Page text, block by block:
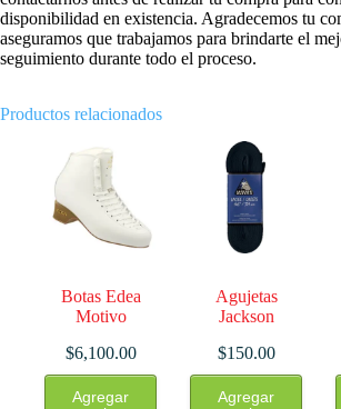
disponibilidad en existencia. Agradecemos tu
aseguramos que trabajamos para brindarte el
seguimiento durante todo el proceso.
Productos relacionados
Botas Edea
Motivo
$6,100.00
Agregar
Este
producto
Agujetas
Jackson
$150.00
Agregar
Este
producto